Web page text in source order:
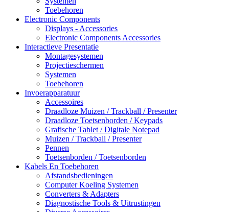
Toebehoren
Electronic Components
Displays - Accessories
Electronic Components Accessories
Interactieve Presentatie
Montagesystemen
Projectieschermen
Systemen
Toebehoren
Invoerapparatuur
Accessoires
Draadloze Muizen / Trackball / Presenter
Draadloze Toetsenborden / Keypads
Grafische Tablet / Digitale Notepad
Muizen / Trackball / Presenter
Pennen
Toetsenborden / Toetsenborden
Kabels En Toebehoren
Afstandsbedieningen
Computer Koeling Systemen
Converters & Adapters
Diagnostische Tools & Uitrustingen